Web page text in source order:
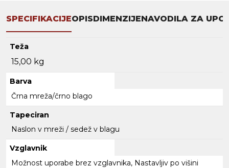
SPECIFIKACIJEOPISDIMENZIJENAVODILA ZA
Teža
15,00 kg
Barva
Črna mreža/črno blago
Tapeciran
Naslon v mreži / sedež v blagu
Vzglavnik
Možnost uporabe brez vzglavnika, Nastavljiv po višini